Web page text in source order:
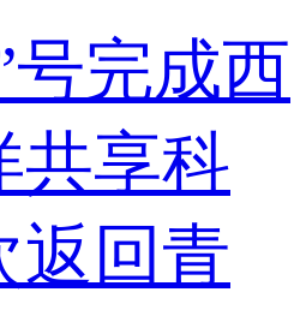
号完成西
共享科
返回青